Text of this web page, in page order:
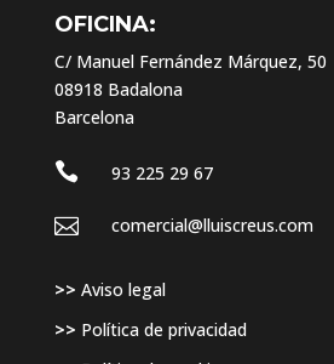
OFICINA:
C/ Manuel Fernández Márquez, 50
08918 Badalona
Barcelona
 93 225 29 67
 comercial@lluiscreus.com
>> Aviso legal
>> Política de privacidad